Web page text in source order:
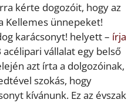
kérte dogozóit, hogy az
Kellemes ünnepeket!
karácsonyt! helyett – írja
acélipari vállalat egy belső
azt írta a dolgozóinak,
szokás, hogy
kívánunk. Ez az évszak